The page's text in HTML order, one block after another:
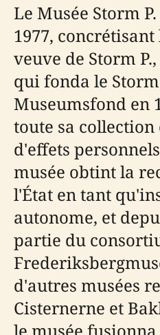
Le Musée Storm
1977,
veuve de Storm
qui fonda le
Museumsfond en
toute sa
d'effets
musée obtint la
l'État en tant
autonome, et
partie du
d'autres musées
Cisternerne et
le musée